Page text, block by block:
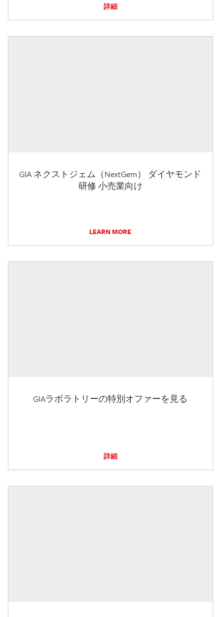
詳細
GIA ネクストジェム（NextGem） ダイヤモンド
研修 小売業向け
LEARN MORE
GIAラボラトリーの特別オファーを見る
詳細